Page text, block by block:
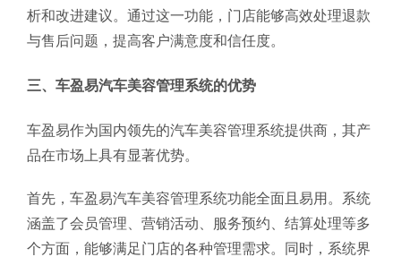
析和改进建议。通过这一功能，门店能够高效处理退款
与售后问题，提高客户满意度和信任度。
三、车盈易汽车美容管理系统的优势
车盈易作为国内领先的汽车美容管理系统提供商，其产
品在市场上具有显著优势。
首先，车盈易汽车美容管理系统功能全面且易用。系统
涵盖了会员管理、营销活动、服务预约、结算处理等多
个方面，能够满足门店的各种管理需求。同时，系统界